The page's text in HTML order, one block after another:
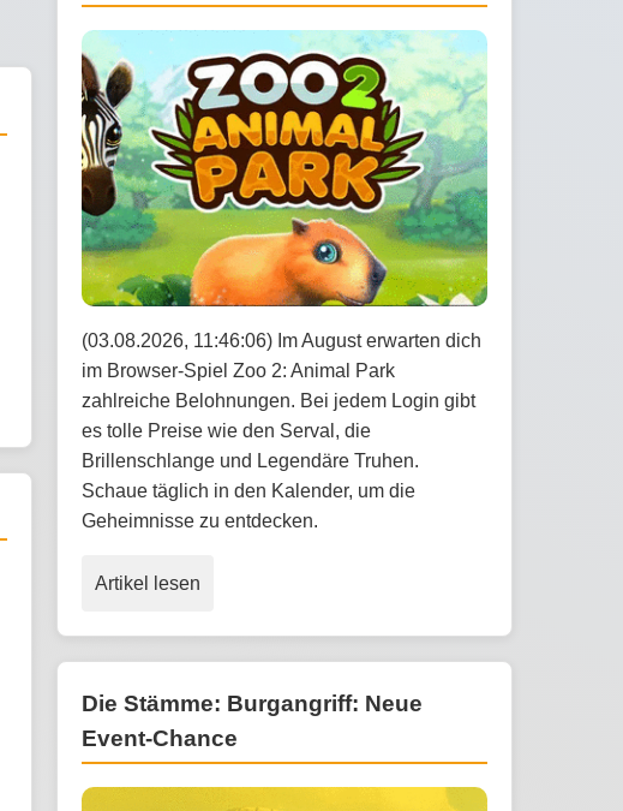
(03.08.2026, 11:46:06) Im August erwarten dich
im Browser-Spiel Zoo 2: Animal Park
zahlreiche Belohnungen. Bei jedem Login gibt
es tolle Preise wie den Serval, die
Brillenschlange und Legendäre Truhen.
Schaue täglich in den Kalender, um die
Geheimnisse zu entdecken.
Artikel lesen
Die Stämme: Burgangriff: Neue
Event-Chance